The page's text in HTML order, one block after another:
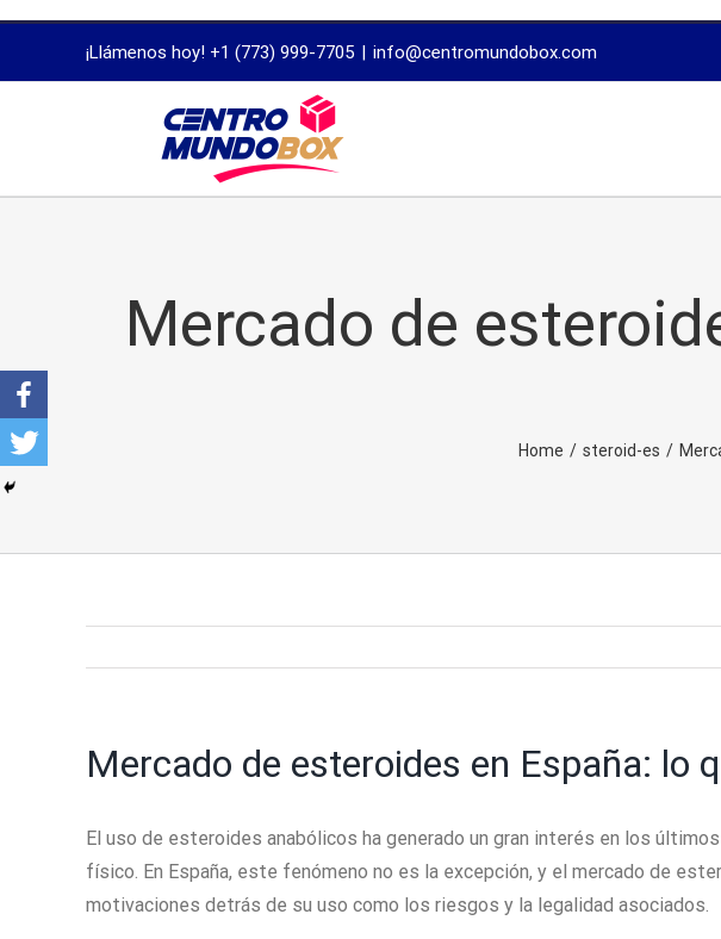
dissertation
¡Llámenos hoy! +1 (773) 999-7705 | info@centromundobox.com
Mercado de
Home / steroid-es /
Mercado de esteroides en España: lo
El uso de esteroides anabólicos ha generado un gran interés en los
físico. En España, este fenómeno no es la excepción, y el mercado de
motivaciones detrás de su uso como los riesgos y la legalidad asociados.